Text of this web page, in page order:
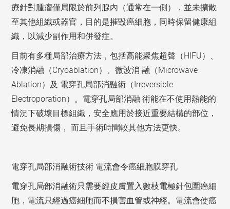
療針對腫瘤僅局限於前列腺內（通常在一側），並未擴散
至其他組織或器官，目的是摧毀癌細胞，同時保留健康組
織，以減少副作用和併發症。
目前有多種局部治療方法，包括高能聚焦超聲（HIFU）、
冷凍消融（Cryoablation）、微波消 融（Microwave
Ablation）及 電穿孔局部消融術（Irreversible
Electroporation）。電穿孔局部消融 術能在不使用熱能的
情況下破壞目標組織，安全應用於接近重要結構的部位，
避免長期損傷， 而且手術時間較其他方法更快。
電穿孔局部消融術技術 電流會令癌細胞膜穿孔
電穿孔局部消融術只需要經皮膚置入數枝電極針包圍癌細
胞，電流只經過癌細胞而不損害血管或神經。電流會使癌